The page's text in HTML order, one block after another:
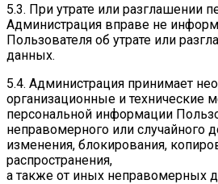
5.3. При утрате или разглашении
Администрация вправе не
Пользователя об утрате или
данных.
5.4. Администрация принимает
организационные и технические
персональной информации
неправомерного или случайного
изменения, блокирования,
распространения,
а также от иных неправомерных